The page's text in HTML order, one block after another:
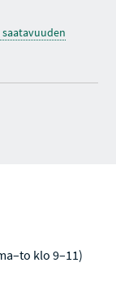
klo 9–11)